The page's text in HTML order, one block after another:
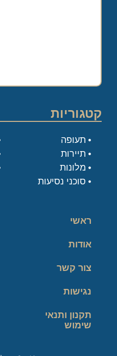
קטגוריות
תעופה
תיירות
מלונות
סוכני נסיעות
ראשי
אודות
צור קשר
נגישות
תקנון ותנאי
שימוש